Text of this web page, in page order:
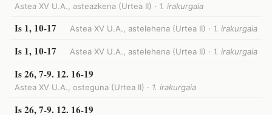
Astea XV U.A., asteazkena (Urtea II) · 1. irakurgaia
Is 1, 10-17 Astea XV U.A., astelehena (Urtea II) · 1. irakurgaia
Is 1, 10-17 Astea XV U.A., astelehena (Urtea II) · 1. irakurgaia
Is 26, 7-9. 12. 16-19
Astea XV U.A., osteguna (Urtea II) · 1. irakurgaia
Is 26, 7-9. 12. 16-19